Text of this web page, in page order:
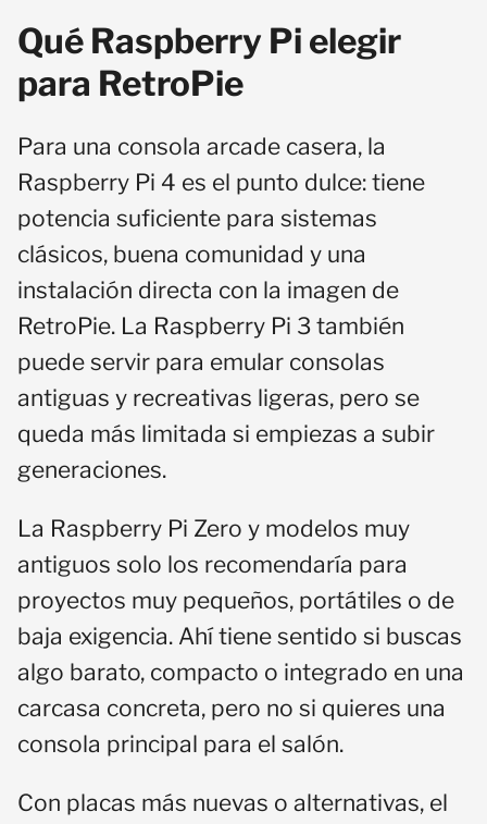
Qué Raspberry Pi elegir
para RetroPie
Para una consola arcade casera, la
Raspberry Pi 4 es el punto dulce: tiene
potencia suficiente para sistemas
clásicos, buena comunidad y una
instalación directa con la imagen de
RetroPie. La Raspberry Pi 3 también
puede servir para emular consolas
antiguas y recreativas ligeras, pero se
queda más limitada si empiezas a subir
generaciones.
La Raspberry Pi Zero y modelos muy
antiguos solo los recomendaría para
proyectos muy pequeños, portátiles o de
baja exigencia. Ahí tiene sentido si buscas
algo barato, compacto o integrado en una
carcasa concreta, pero no si quieres una
consola principal para el salón.
Con placas más nuevas o alternativas, el